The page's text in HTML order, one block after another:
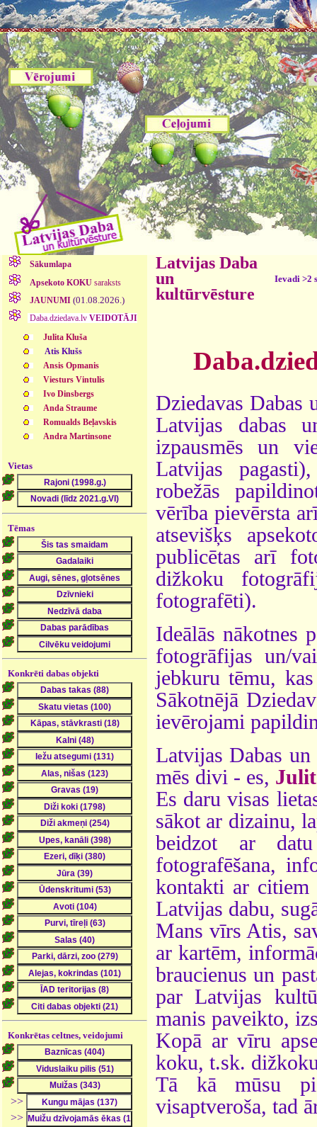
Sākumlapa
Apsekoto KOKUsaraksts
JAUNUMI (01.08.2026.)
Daba.dziedava.lv VEIDOTĀJI
Julita Kluša
Atis Klušs
Ansis Opmanis
Viesturs Vintulis
Ivo Dinsbergs
Anda Straume
Romualds Beļavskis
Andra Martinsone
Vietas
Tēmas
Konkrēti dabas objekti
Konkrētas celtnes, veidojumi
>>
>>
Latvijas Daba
un
kultūrvēsture
Ievadi >2
Dziedavas Dabas
Latvijas dabas
izpausmēs un
Latvijas
robežās
vērība pievērsta
atsevišķs
publicētas arī
dižkoku
fotografēti).
Ideālās nākotnes
fotogrāfijas un/
jebkuru tēmu,
Sākotnējā
ievērojami
Latvijas Dabas un
mēs divi - es,
Es daru visas
sākot ar dizainu,
beidzot ar
fotografēšana,
kontakti ar citiem
Latvijas dabu,
Mans vīrs Atis,
ar kartēm,
braucienus un
par Latvijas
manis paveikto,
Kopā ar vīru
koku, t.sk.
Tā kā mūsu
visaptveroša, tad